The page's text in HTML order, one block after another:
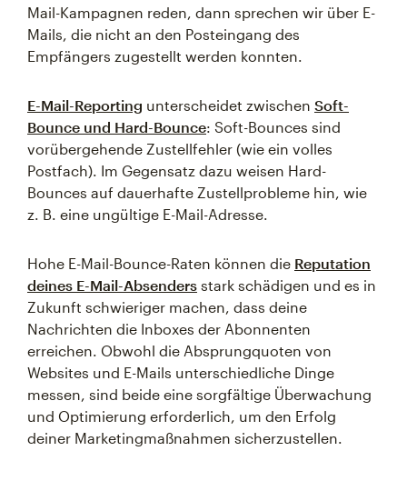
Mail-Kampagnen reden, dann sprechen wir über E-
Mails, die nicht an den Posteingang des
Empfängers zugestellt werden konnten.
E-Mail-Reporting unterscheidet zwischen Soft-
Bounce und Hard-Bounce: Soft-Bounces sind
vorübergehende Zustellfehler (wie ein volles
Postfach). Im Gegensatz dazu weisen Hard-
Bounces auf dauerhafte Zustellprobleme hin, wie
z. B. eine ungültige E-Mail-Adresse.
Hohe E-Mail-Bounce-Raten können die Reputation
deines E-Mail-Absenders stark schädigen und es in
Zukunft schwieriger machen, dass deine
Nachrichten die Inboxes der Abonnenten
erreichen. Obwohl die Absprungquoten von
Websites und E-Mails unterschiedliche Dinge
messen, sind beide eine sorgfältige Überwachung
und Optimierung erforderlich, um den Erfolg
deiner Marketingmaßnahmen sicherzustellen.